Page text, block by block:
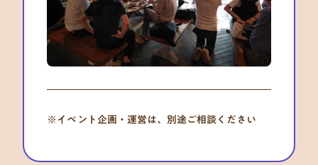
※イベント企画・運営は、別途ご相談ください